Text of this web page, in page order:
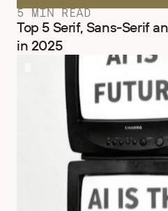
5 MIN READ
Top 5 Serif, Sans-Serif
in 2025